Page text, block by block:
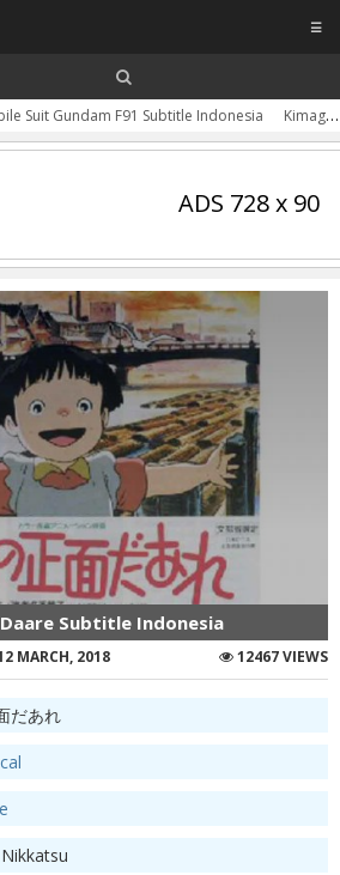
☰
Suit Gundam F91 Subtitle Indonesia Kimagure Orange☆Road OVA BD Batch Subtitle Indonesia
ADS 728 x 90
Subtitle Indonesia
MARCH, 2018 12467 VIEWS
だあれ